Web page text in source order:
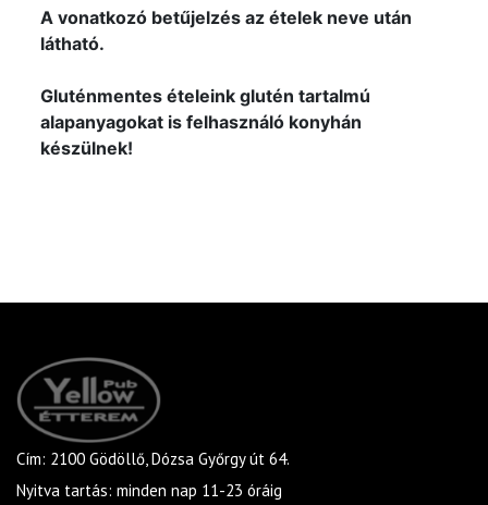
A vonatkozó betűjelzés az ételek neve után
látható.
Gluténmentes ételeink glutén tartalmú
alapanyagokat is felhasználó konyhán
készülnek!
Cím: 2100 Gödöllő, Dózsa Győrgy út 64.
Nyitva tartás: minden nap 11-23 óráig